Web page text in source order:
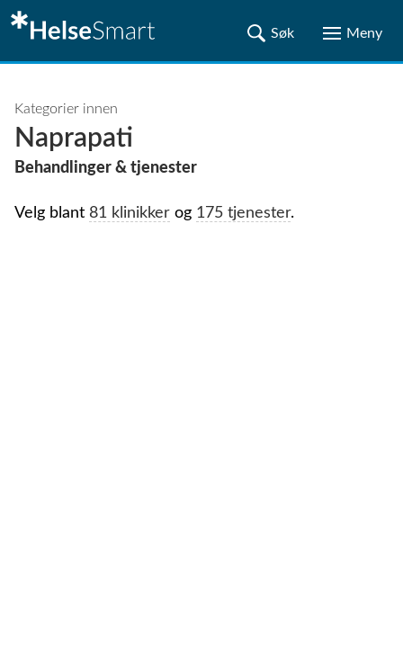
Kategorier innen
Naprapati
Behandlinger & tjenester
Velg blant 81 klinikker og 175 tjenester.